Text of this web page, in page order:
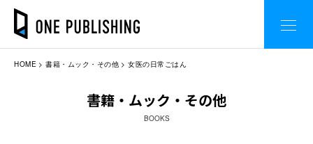
HOME 書籍・ムック・その他 女医の日常ごはん
書籍・ムック・その他
BOOKS